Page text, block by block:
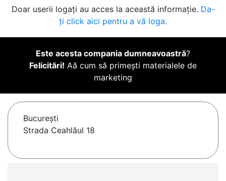
Doar userii logați au acces la această informație. Da-
ți click aici pentru a vă loga.
Este acesta compania dumneavoastră?
Felicitări! Aă cum să primești materialele de
marketing
Bucureşti
Strada Ceahlăul 18